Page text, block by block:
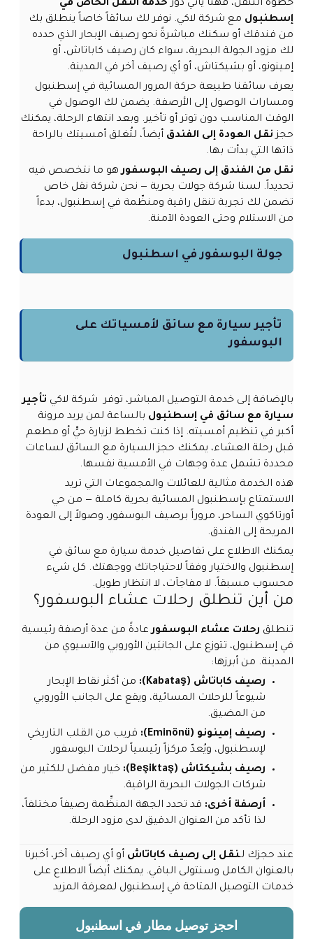
خطوة التنقل، فهنا يأتي دور خدمة النقل الخاص في
إسطنبول مع شركة لاكي. نوفر لك سائقاً خاصاً ينطلق بك
من فندقك أو سكنك مباشرةً نحو رصيف الإبحار الذي حدده
لك مزود الجولة البحرية، سواء كان رصيف كاباتاش، أو
إمينونو، أو بشيكتاش، أو أي رصيف آخر في المدينة.
يعرف سائقنا طبيعة حركة المرور المسائية في إسطنبول
ومسارات الوصول إلى الأرصفة. يضمن لك الوصول في
الوقت المناسب دون توتر أو تأخير. وبعد انتهاء الرحلة، يمكنك
حجزنقل العودة إلى الفندق أيضاً، لتُغلق أمسيتك بالراحة
ذاتها التي بدأت بها.
نقل من الفندق إلى رصيف البوسفورهو ما نتخصص فيه
تحديداً. لسنا شركة جولات بحرية — نحن شركة نقل خاص
تضمن لك تجربة تنقل راقية ومنظّمة في إسطنبول، بدءاً
من الاستلام وحتى العودة الآمنة.
جولة البوسفور في اسطنبول
تأجير سيارة مع سائق لأمسياتك على
البوسفور
بالإضافة إلى خدمة التوصيل المباشر، توفر شركة لاكي تأجير
سيارة مع سائق في إسطنبول بالساعة لمن يريد مرونة
أكبر في تنظيم أمسيته. إذا كنت تخطط لزيارة حيٍّ أو مطعم
قبل رحلة العشاء، يمكنك حجز السيارة مع السائق لساعات
محددة تشمل عدة وجهات في الأمسية نفسها.
هذه الخدمة مثالية للعائلات والمجموعات التي تريد
الاستمتاع بإسطنبول المسائية بحرية كاملة — من حي
أورتاكوي الساحر، مروراً برصيف البوسفور، وصولاً إلى العودة
المريحة إلى الفندق.
يمكنك الاطلاع على تفاصيلخدمة سيارة مع سائق في
إسطنبول والاختيار وفقاً لاحتياجاتك ووجهتك. كل شيء
محسوب مسبقاً. لا مفاجآت، لا انتظار طويل.
من أين تنطلق رحلات عشاء البوسفور؟
تنطلق رحلات عشاء البوسفورعادةً من عدة أرصفة رئيسية
في إسطنبول، تتوزع على الجانبَين الأوروبي والآسيوي من
المدينة. من أبرزها:
رصيف كاباتاش (Kabataş):
من أكثر نقاط الإبحار
شيوعاً للرحلات المسائية، ويقع على الجانب الأوروبي
من المضيق.
رصيف إمينونو (Eminönü):
قريب من القلب التاريخي
لإسطنبول، ويُعدّ مركزاً رئيسياً لرحلات البوسفور.
رصيف بشيكتاش (Beşiktaş):
خيار مفضل للكثير من
شركات الجولات البحرية الراقية.
أرصفة أخرى: قد تحدد الجهة المنظِّمة رصيفاً مختلفاً،
لذا تأكد من العنوان الدقيق لدى مزود الرحلة.
عند حجزك لـنقل إلى رصيف كاباتاش أو أي رصيف آخر، أخبرنا
بالعنوان الكامل وسنتولى الباقي. يمكنك أيضاً الاطلاع على
خدمات التوصيل المتاحة في إسطنبول لمعرفة المزيد
احجز توصيل مطار في اسطنبول